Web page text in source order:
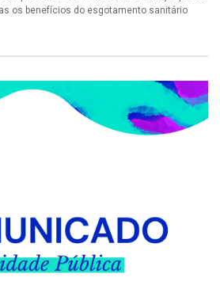
os benefícios do esgotamento sanitário